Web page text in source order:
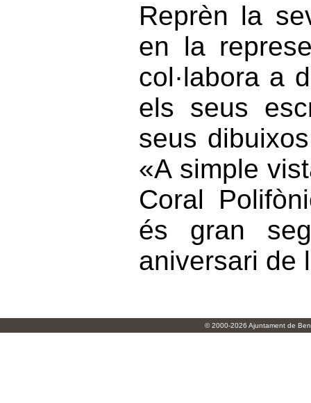
Reprèn la
en la
col·labora a
els seus
seus
«A simple
Coral
és gran
aniversari de
© 2000-2026 Ajuntament de